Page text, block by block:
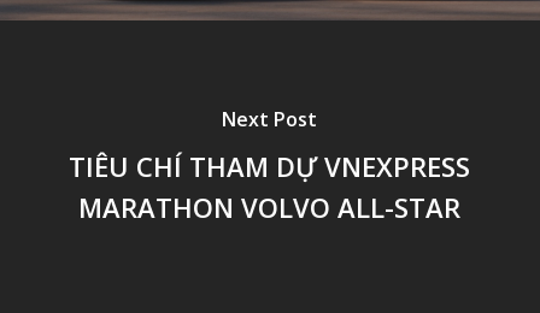
Next Post
TIÊU CHÍ THAM DỰ VNEXPRESS
MARATHON VOLVO ALL-STAR